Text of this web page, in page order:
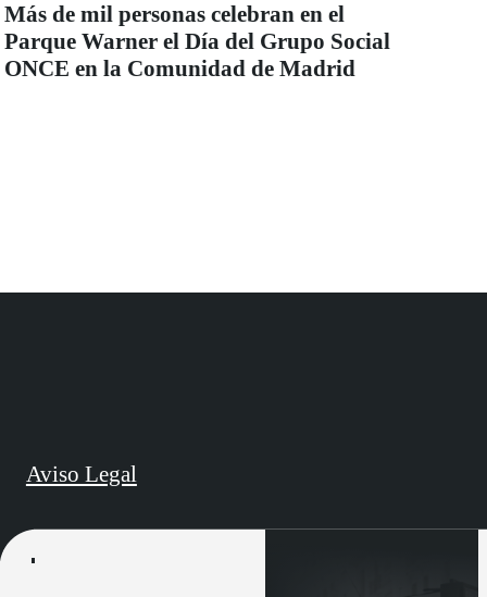
Más de mil personas celebran en el
Parque Warner el Día del Grupo Social
ONCE en la Comunidad de Madrid
Aviso Legal